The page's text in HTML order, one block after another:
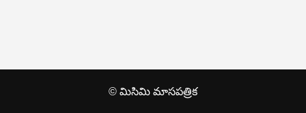
© మిసిమి మాసపత్రిక